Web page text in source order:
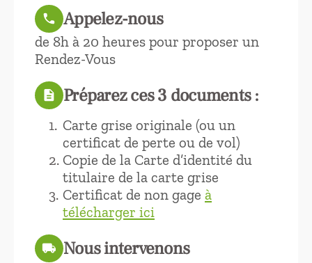
call Appelez-nous
de 8h à 20 heures pour proposer un
Rendez-Vous
description Préparez ces 3 documents :
Carte grise originale (ou un
certificat de perte ou de vol)
Copie de la Carte d’identité du
titulaire de la carte grise
Certificat de non gage à
télécharger ici
local_shipping Nous intervenons